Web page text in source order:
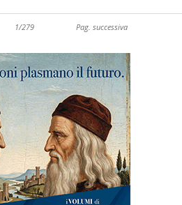
1/279 Pag. successiva